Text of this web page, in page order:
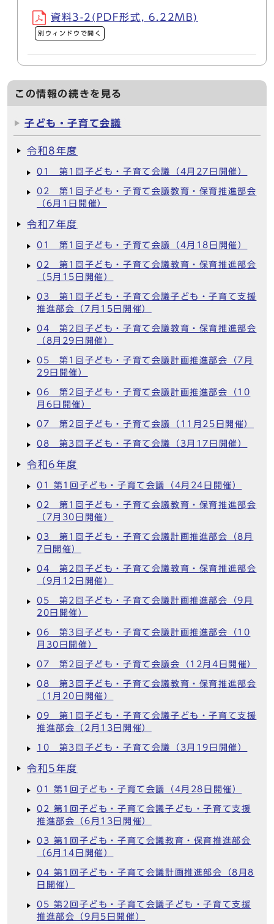
資料3-2(PDF形式, 6.22MB)
別ウィンドウで開く
この情報の続きを見る
子ども・子育て会議
令和8年度
01 第1回子ども・子育て会議（4月27日開催）
02 第1回子ども・子育て会議教育・保育推進部会
（6月1日開催）
令和7年度
01 第1回子ども・子育て会議（4月18日開催）
02 第1回子ども・子育て会議教育・保育推進部会
（5月15日開催）
03 第1回子ども・子育て会議子ども・子育て支援
推進部会（7月15日開催）
04 第2回子ども・子育て会議教育・保育推進部会
（8月29日開催）
05 第1回子ども・子育て会議計画推進部会（7月
29日開催）
06 第2回子ども・子育て会議計画推進部会（10
月6日開催）
07 第2回子ども・子育て会議（11月25日開催）
08 第3回子ども・子育て会議（3月17日開催）
令和6年度
01 第1回子ども・子育て会議（4月24日開催）
02 第1回子ども・子育て会議教育・保育推進部会
（7月30日開催）
03 第1回子ども・子育て会議計画推進部会（8月
7日開催）
04 第2回子ども・子育て会議教育・保育推進部会
（9月12日開催）
05 第2回子ども・子育て会議計画推進部会（9月
20日開催）
06 第3回子ども・子育て会議計画推進部会（10
月30日開催）
07 第2回子ども・子育て会議会（12月4日開催）
08 第3回子ども・子育て会議教育・保育推進部会
（1月20日開催）
09 第1回子ども・子育て会議子ども・子育て支援
推進部会（2月13日開催）
10 第3回子ども・子育て会議（3月19日開催）
令和5年度
01 第1回子ども・子育て会議（4月28日開催）
02 第1回子ども・子育て会議子ども・子育て支援
推進部会（6月13日開催）
03 第1回子ども・子育て会議教育・保育推進部会
（6月14日開催）
04 第1回子ども・子育て会議計画推進部会（8月8
日開催）
05 第2回子ども・子育て会議子ども・子育て支援
推進部会（9月5日開催）